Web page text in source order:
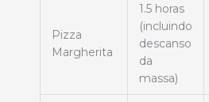
Pizza
Margherita
1.5 horas
(incluindo
descanso
da
massa)